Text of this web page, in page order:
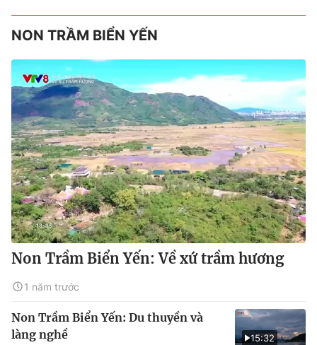
NON TRẦM BIỂN YẾN
Non Trầm Biển Yến: Về xứ trầm hương
1 năm trước
15:32
Non Trầm Biển Yến: Du thuyền và
làng nghề